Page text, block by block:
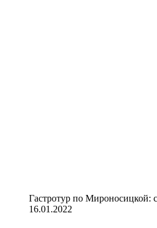
Гастротур по Мироносицкой:
16.01.2022